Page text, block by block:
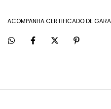
ACOMPANHA CERTIFICADO DE